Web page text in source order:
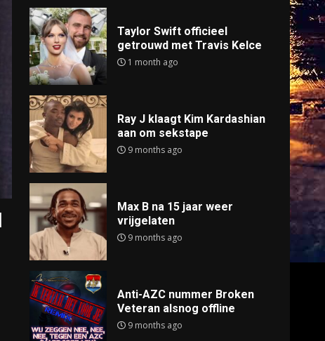
Taylor Swift officieel
getrouwd met Travis Kelce
1 month ago
Ray J klaagt Kim Kardashian
aan om sekstape
9 months ago
Max B na 15 jaar weer
vrijgelaten
9 months ago
Anti-AZC nummer Broken
Veteran alsnog offline
9 months ago